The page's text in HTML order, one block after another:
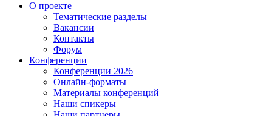
О проекте
Тематические разделы
Вакансии
Контакты
Форум
Конференции
Конференции 2026
Онлайн-форматы
Материалы конференций
Наши спикеры